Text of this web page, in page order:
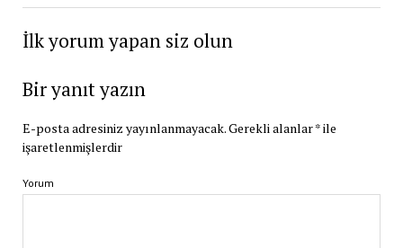
İlk yorum yapan siz olun
Bir yanıt yazın
E-posta adresiniz yayınlanmayacak.Gerekli alanlar*ile
işaretlenmişlerdir
Yorum